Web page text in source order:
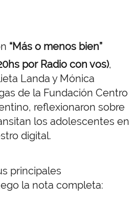
“Más o menos bien”
por Radio con vos),
Landa y Mónica
de la Fundación Centro
reflexionaron sobre
los adolescentes en
digital.
principales
la nota completa: